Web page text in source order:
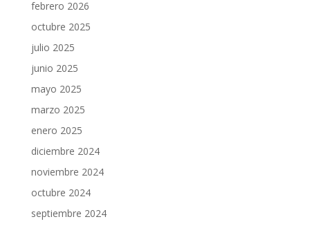
febrero 2026
octubre 2025
julio 2025
junio 2025
mayo 2025
marzo 2025
enero 2025
diciembre 2024
noviembre 2024
octubre 2024
septiembre 2024